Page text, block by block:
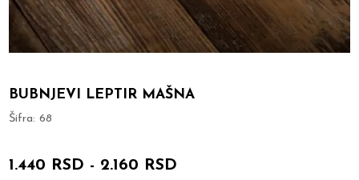
BUBNJEVI LEPTIR MAŠNA
Šifra:68
1.440 RSD - 2.160 RSD